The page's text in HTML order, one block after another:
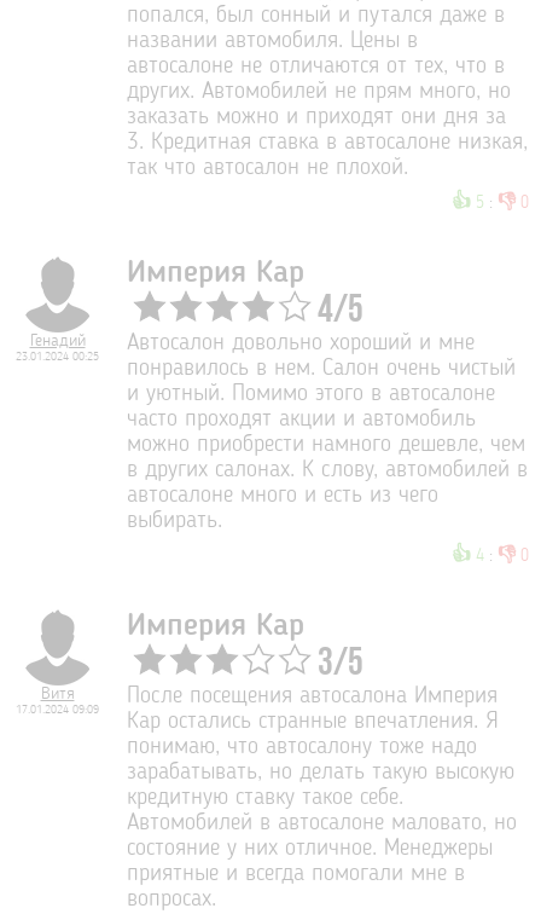
попался, был сонный и путался даже в
названии автомобиля. Цены в
автосалоне не отличаются от тех, что в
других. Автомобилей не прям много, но
заказать можно и приходят они дня за
3. Кредитная ставка в автосалоне низкая,
так что автосалон не плохой.
👍 5 : 👎 0
Генадий
23.01.2024 00:25
Империя Кар
4/5
Автосалон довольно хороший и мне
понравилось в нем. Салон очень чистый
и уютный. Помимо этого в автосалоне
часто проходят акции и автомобиль
можно приобрести намного дешевле, чем
в других салонах. К слову, автомобилей в
автосалоне много и есть из чего
выбирать.
👍 4 : 👎 0
Витя
17.01.2024 09:09
Империя Кар
3/5
После посещения автосалона Империя
Кар остались странные впечатления. Я
понимаю, что автосалону тоже надо
зарабатывать, но делать такую высокую
кредитную ставку такое себе.
Автомобилей в автосалоне маловато, но
состояние у них отличное. Менеджеры
приятные и всегда помогали мне в
вопросах.